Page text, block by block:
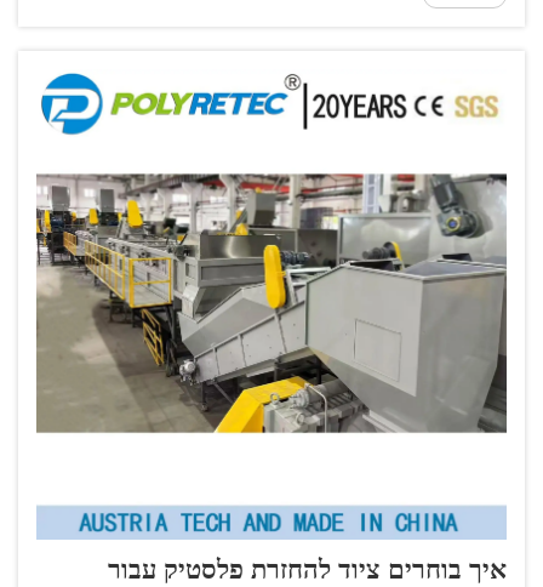
איך בוחרים ציוד להחזרת פלסטיק עבור